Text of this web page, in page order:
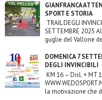
GIANFRANCA
SPORT E STORIA
TRAIL DEGLI
SETTEMBRE 2025
guglie del Vallone
DOMENICA 7
DEGLI INVINCIBILI
KM 16 – Disl. + MT
la motivazione che